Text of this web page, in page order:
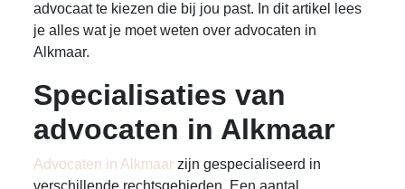
advocaat te kiezen die bij jou past. In dit artikel lees
je alles wat je moet weten over advocaten in
Alkmaar.
Specialisaties van
advocaten in Alkmaar
Advocaten in Alkmaar zijn gespecialiseerd in
verschillende rechtsgebieden. Een aantal